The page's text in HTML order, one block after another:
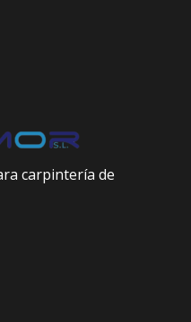
carpintería de